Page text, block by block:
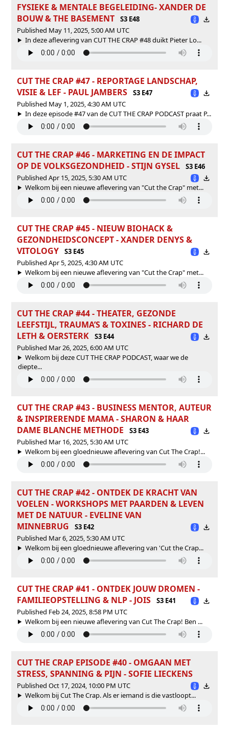
FYSIEKE & MENTALE BEGELEIDING- XANDER DE
BOUW & THE BASEMENT
S3 E48
Published May 11, 2025, 5:00 AM UTC
In deze aflevering van CUT THE CRAP #48 duikt Pieter Lo...
CUT THE CRAP #47 - REPORTAGE LANDSCHAP,
VISIE & LEF - PAUL JAMBERS
S3 E47
Published May 1, 2025, 4:30 AM UTC
In deze episode #47 van de CUT THE CRAP PODCAST praat P...
CUT THE CRAP #46 - MARKETING EN DE IMPACT
OP DE VOLKSGEZONDHEID - STIJN GYSEL
S3 E46
Published Apr 15, 2025, 5:30 AM UTC
Welkom bij een nieuwe aflevering van "Cut the Crap" met...
CUT THE CRAP #45 - NIEUW BIOHACK &
GEZONDHEIDSCONCEPT - XANDER DENYS &
VITOLOGY
S3 E45
Published Apr 5, 2025, 4:30 AM UTC
Welkom bij een nieuwe aflevering van "Cut the Crap" met...
CUT THE CRAP #44 - THEATER, GEZONDE
LEEFSTIJL, TRAUMA’S & TOXINES - RICHARD DE
LETH & OERSTERK
S3 E44
Published Mar 26, 2025, 6:00 AM UTC
Welkom bij deze CUT THE CRAP PODCAST, waar we de
diepte...
CUT THE CRAP #43 - BUSINESS MENTOR, AUTEUR
& INSPIRERENDE MAMA - SHARON & HAAR
DAME BLANCHE METHODE
S3 E43
Published Mar 16, 2025, 5:30 AM UTC
Welkom bij een gloednieuwe aflevering van Cut The Crap!...
CUT THE CRAP #42 - ONTDEK DE KRACHT VAN
VOELEN - WORKSHOPS MET PAARDEN & LEVEN
MET DE NATUUR - EVELINE VAN
MINNEBRUG
S3 E42
Published Mar 6, 2025, 5:30 AM UTC
Welkom bij een gloednieuwe aflevering van 'Cut the Crap...
CUT THE CRAP #41 - ONTDEK JOUW DROMEN -
FAMILIEOPSTELLING & NLP - JOIS
S3 E41
Published Feb 24, 2025, 8:58 PM UTC
Welkom bij een nieuwe aflevering van Cut The Crap! Ben ...
CUT THE CRAP EPISODE #40 - OMGAAN MET
STRESS, SPANNING & PIJN - SOFIE LIECKENS
Published Oct 17, 2024, 10:00 PM UTC
Welkom bij Cut The Crap. Als er iemand is die vastloopt...